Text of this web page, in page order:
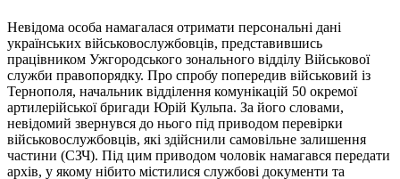
Невідома особа намагалася отримати персональні дані
українських військовослужбовців, представившись
працівником Ужгородського зонального відділу Військової
служби правопорядку. Про спробу попередив військовий із
Тернополя, начальник відділення комунікацій 50 окремої
артилерійської бригади Юрій Кульпа. За його словами,
невідомий звернувся до нього під приводом перевірки
військовослужбовців, які здійснили самовільне залишення
частини (СЗЧ). Під цим приводом чоловік намагався передати
архів, у якому нібито містилися службові документи та